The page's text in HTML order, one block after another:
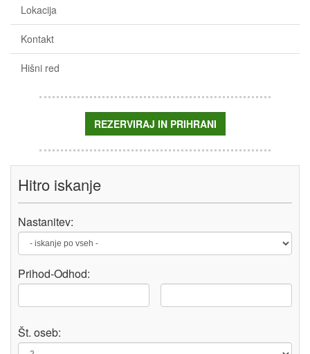
Lokacija
Kontakt
Hišni red
REZERVIRAJ IN PRIHRANI
Hitro iskanje
Nastanitev:
Prihod-Odhod:
Št. oseb: